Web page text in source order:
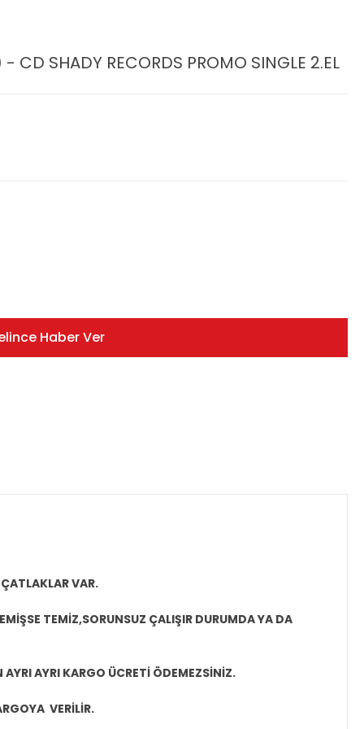
CD SHADY RECORDS PROMO SINGLE 2.EL
Haber Ver
VAR.
TEMİZ,SORUNSUZ ÇALIŞIR DURUMDA YA DA
AYRI KARGO ÜCRETİ ÖDEMEZSİNİZ.
VERİLİR.